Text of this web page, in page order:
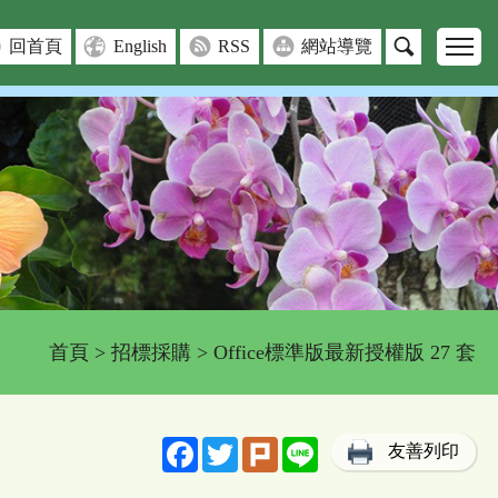
回首頁 English RSS 網站導覽
首頁 > 招標採購 > Office標準版最新授權版 27 套
FacebookTwitterPlurk Line 友善列印